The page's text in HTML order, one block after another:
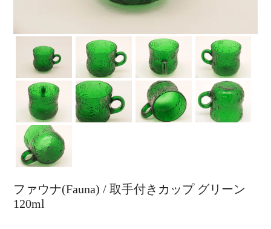
ファウナ(Fauna) / 取手付きカップ グリーン
120ml